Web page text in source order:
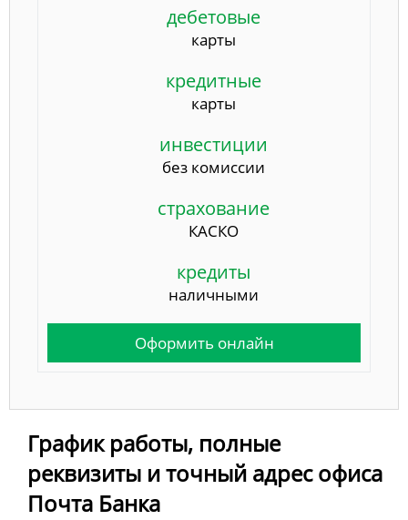
дебетовые
карты
кредитные
карты
инвестиции
без комиссии
страхование
КАСКО
кредиты
наличными
Оформить онлайн
График работы, полные
реквизиты и точный адрес офиса
Почта Банка